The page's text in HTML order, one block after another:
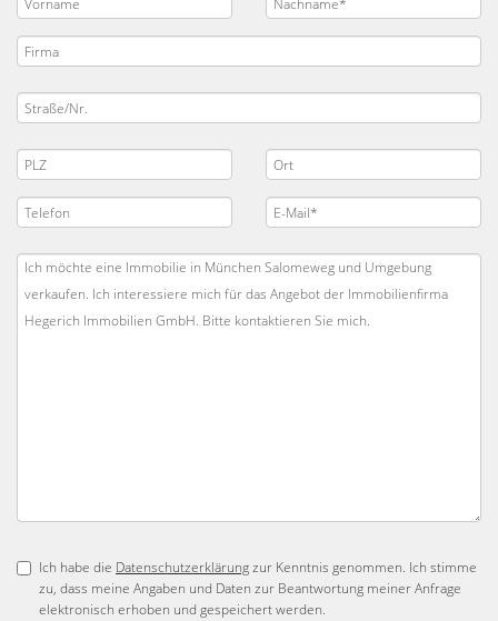
Ich habe die Datenschutzerklärungzur Kenntnis genommen. Ich stimme
zu, dass meine Angaben und Daten zur Beantwortung meiner Anfrage
elektronisch erhoben und gespeichert werden.